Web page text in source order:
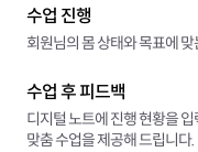
수업 진행
회원님의 몸 상태와 목표에
수업 후 피드백
디지털 노트에 진행 현황을
맞춤 수업을 제공해 드립니다.